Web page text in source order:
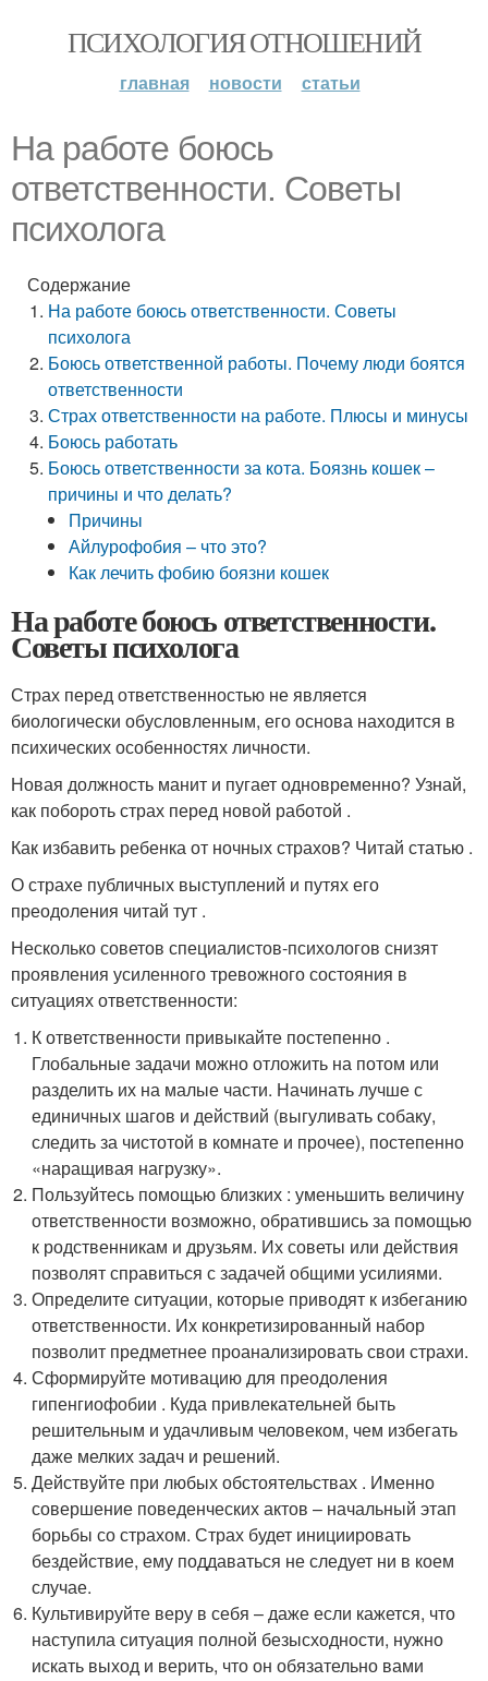
ПСИХОЛОГИЯ ОТНОШЕНИЙ
главная новости статьи
На работе боюсь
ответственности. Советы
психолога
Содержание
На работе боюсь ответственности. Советы
психолога
Боюсь ответственной работы. Почему люди боятся
ответственности
Страх ответственности на работе. Плюсы и минусы
Боюсь работать
Боюсь ответственности за кота. Боязнь кошек –
причины и что делать?
Причины
Айлурофобия – что это?
Как лечить фобию боязни кошек
На работе боюсь ответственности.
Советы психолога
Страх перед ответственностью не является
биологически обусловленным, его основа находится в
психических особенностях личности.
Новая должность манит и пугает одновременно? Узнай,
как побороть страх перед новой работой .
Как избавить ребенка от ночных страхов? Читай статью .
О страхе публичных выступлений и путях его
преодоления читай тут .
Несколько советов специалистов-психологов снизят
проявления усиленного тревожного состояния в
ситуациях ответственности:
К ответственности привыкайте постепенно .
Глобальные задачи можно отложить на потом или
разделить их на малые части. Начинать лучше с
единичных шагов и действий (выгуливать собаку,
следить за чистотой в комнате и прочее), постепенно
«наращивая нагрузку».
Пользуйтесь помощью близких : уменьшить величину
ответственности возможно, обратившись за помощью
к родственникам и друзьям. Их советы или действия
позволят справиться с задачей общими усилиями.
Определите ситуации, которые приводят к избеганию
ответственности. Их конкретизированный набор
позволит предметнее проанализировать свои страхи.
Сформируйте мотивацию для преодоления
гипенгиофобии . Куда привлекательней быть
решительным и удачливым человеком, чем избегать
даже мелких задач и решений.
Действуйте при любых обстоятельствах . Именно
совершение поведенческих актов – начальный этап
борьбы со страхом. Страх будет инициировать
бездействие, ему поддаваться не следует ни в коем
случае.
Культивируйте веру в себя – даже если кажется, что
наступила ситуация полной безысходности, нужно
искать выход и верить, что он обязательно вами